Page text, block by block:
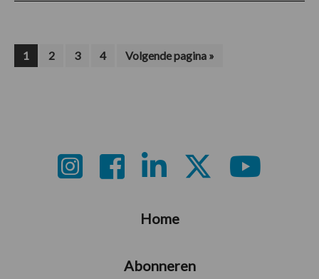
Pagina
1 Pagina
2 Pagina
3 Pagina
4
Ga
naar
Volgende pagina »
Footer
Home
Abonneren